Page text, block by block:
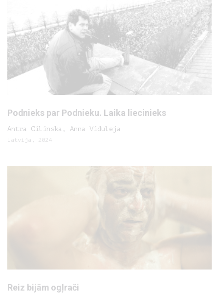
Podnieks par Podnieku. Laika liecinieks
Antra Cilinska, Anna Viduleja
Latvija, 2024
Reiz bijām ogļrači